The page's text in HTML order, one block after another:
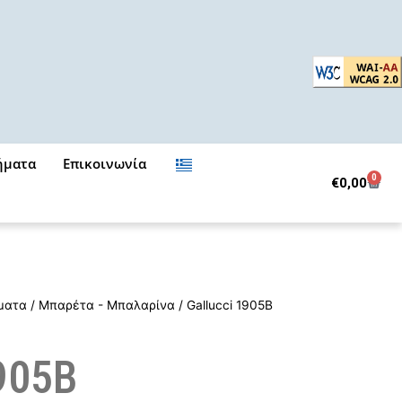
Επικοινωνία
€0,00 0
Cart
/ Μπαρέτα - Μπαλαρίνα / Gallucci 1905B